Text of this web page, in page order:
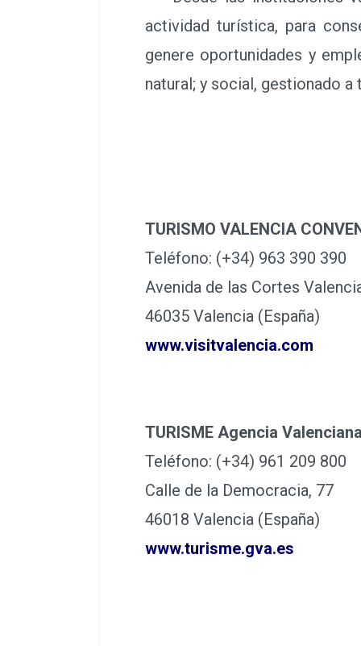
Desde las instituciones
actividad turística, para
genere oportunidades y
TURISMO VALENCIA
Teléfono: (+34) 963 390 390
Avenida de las Cortes
46035 Valencia (España)
TURISME Agencia
Teléfono: (+34) 961 209 800
Calle de la Democracia, 77
46018 Valencia (España)